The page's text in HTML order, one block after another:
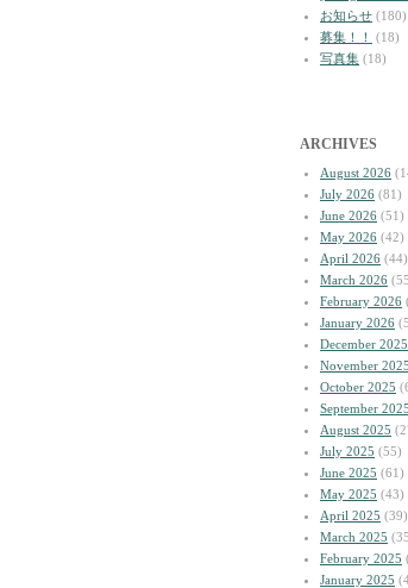
お知らせ (180)
募集！！
(18)
写真集 (18)
ARCHIVES
August 2026
July 2026 (81)
June 2026 (51)
May 2026 (42)
April 2026 (44)
March 2026
February 2026
January 2026
December 2025
November 2025
October 2025
September 2025
August 2025
July 2025 (55)
June 2025 (61)
May 2025 (43)
April 2025 (39)
March 2025
February 2025
January 2025